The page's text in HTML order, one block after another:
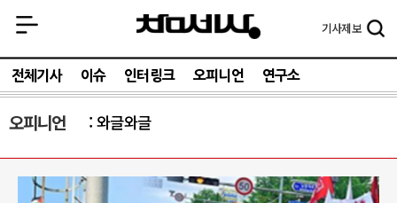
기사제보
전체기사 이슈 인터링크 오피니언 연구소
오피니언 와글와글